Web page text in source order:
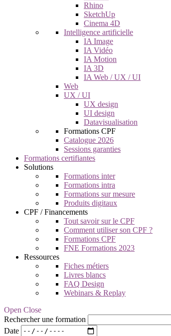
Rhino
SketchUp
Cinema 4D
Intelligence artificielle
IA Image
IA Vidéo
IA Motion
IA 3D
IA Web / UX / UI
Web
UX / UI
UX design
UI design
Datavisualisation
Formations CPF
Catalogue 2026
Sessions garanties
Formations certifiantes
Solutions
Formations inter
Formations intra
Formations sur mesure
Produits digitaux
CPF / Financements
Tout savoir sur le CPF
Comment utiliser son CPF ?
Formations CPF
FNE Formations 2023
Ressources
Fiches métiers
Livres blancs
FAQ Design
Webinars & Replay
Open Close
Rechercher une formation
Date